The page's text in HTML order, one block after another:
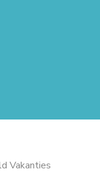
Vakanties